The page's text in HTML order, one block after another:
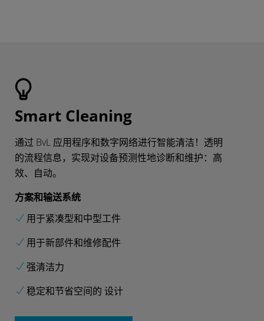
Smart Cleaning
通过 BvL 应用程序和数字网络进行智能清洁！透明
的流程信息，实现对设备预测性地诊断和维护：高
效、自动。
方案和输送系统
用于紧凑型和中型工件
用于新部件和维修配件
强清洁力
稳定和节省空间的 设计